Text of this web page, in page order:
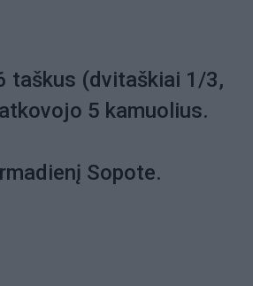
taškus (dvitaškiai 1/3,
5 kamuolius.
Sopote.